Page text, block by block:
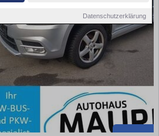
Datenschutzerklärung